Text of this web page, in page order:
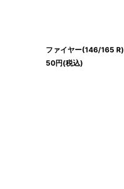
ファイヤー(146/165 R)
50円(税込)